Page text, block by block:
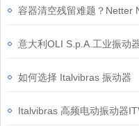
如何选择 Italvibras 振动器